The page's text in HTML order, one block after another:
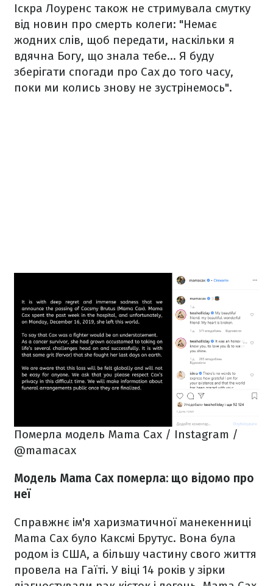
Іскра Лоуренс також не стримувала смутку
від новин про смерть колеги: "Немає
жодних слів, щоб передати, наскільки я
вдячна Богу, що знала тебе... Я буду
зберігати спогади про Cax до того часу,
поки ми колись знову не зустрінемось".
Померла модель Mama Cax / Instagram /
@mamacax
Модель Mama Cax померла: що відомо про
неї
Справжнє ім'я харизматичної манекенниці
Mama Cax було Каксмі Брутус. Вона була
родом із США, а більшу частину свого життя
провела на Гаїті. У віці 14 років у зірки